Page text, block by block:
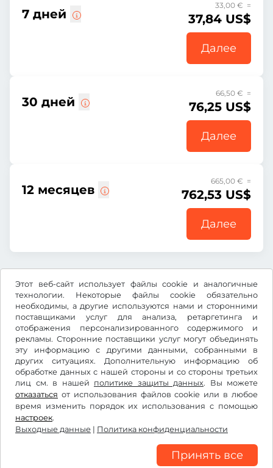
Этот веб-сайт использует файлы cookie и аналогичные
технологии. Некоторые файлы cookie обязательно
необходимы, а другие используются нами и сторонними
поставщиками услуг для анализа, ретаргетинга и
отображения персонализированного содержимого и
рекламы. Сторонние поставщики услуг могут объединять
эту информацию с другими данными, собранными в
других ситуациях. Дополнительную информацию об
обработке данных с нашей стороны и со стороны третьих
лиц см. в нашей политике защиты данных. Вы можете
отказаться от использования файлов cookie или в любое
время изменить порядок их использования с помощью
настроек.
Выходные данные | Политика конфиденциальности
Принять все
7 дней
33,00 € =
37,84 US$
Далее
30 дней
66,50 € =
76,25 US$
Далее
12 месяцев
665,00 € =
762,53 US$
Далее
Все цены указаны с учетом НДС.
US$USD
Facebook Instagram
Условия использования/право на отказ
Политика конфиденциальности
Выходные данные